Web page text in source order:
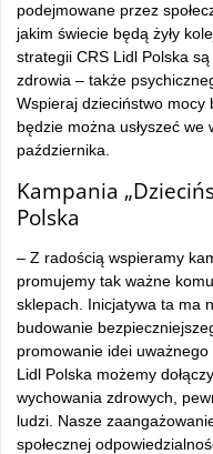
podejmowane przez
jakim świecie będą żyły
strategii CRS Lidl Polska
zdrowia – także
Wspieraj dzieciństwo mocy
będzie można usłyszeć
października.
Kampania
Polska
– Z radością wspieramy
promujemy tak ważne
sklepach. Inicjatywa ta ma
budowanie
promowanie idei
Lidl Polska możemy
wychowania zdrowych,
ludzi. Nasze
społecznej